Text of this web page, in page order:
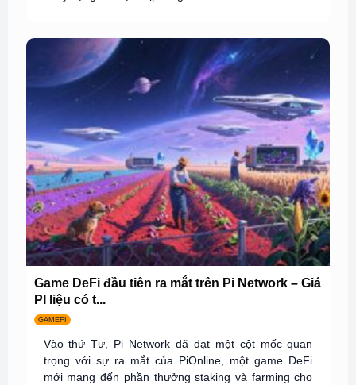
Game DeFi đầu tiên ra mắt trên Pi Network – Giá
PI liệu có t...
GAMEFI
Vào thứ Tư, Pi Network đã đạt một cột mốc quan
trọng với sự ra mắt của PiOnline, một game DeFi
mới mang đến phần thưởng staking và farming cho